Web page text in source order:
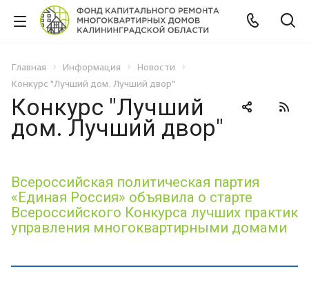
Главная Информация
Новости
Конкурс "Лучший дом. Лучший двор"
Конкурс "Лучший
дом. Лучший двор"
Всероссийская политическая партия
«Единая Россия» объявила о старте
Всероссийского Конкурса лучших практик
управления многоквартирными домами